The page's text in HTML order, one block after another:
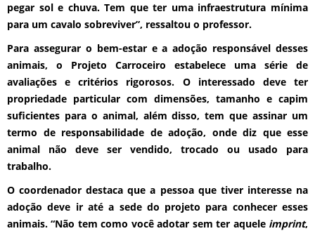
pegar sol e chuva. Tem que ter uma infraestrutura mínima
para um cavalo sobreviver”, ressaltou o professor.
Para assegurar o bem-estar e a adoção responsável desses
animais, o Projeto Carroceiro estabelece uma série de
avaliações e critérios rigorosos. O interessado deve ter
propriedade particular com dimensões, tamanho e capim
suficientes para o animal, além disso, tem que assinar um
termo de responsabilidade de adoção, onde diz que esse
animal não deve ser vendido, trocado ou usado para
trabalho.
O coordenador destaca que a pessoa que tiver interesse na
adoção deve ir até a sede do projeto para conhecer esses
animais. “Não tem como você adotar sem ter aquele imprint,